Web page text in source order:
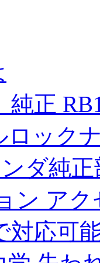
純正
ロック
ダ純
ン ア
対応可